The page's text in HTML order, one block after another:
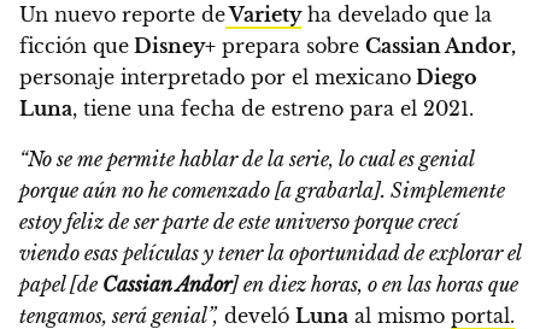
Un nuevo reporte deVarietyha develado que la
ficción que Disney+ prepara sobre Cassian Andor,
personaje interpretado por el mexicano Diego
Luna, tiene una fecha de estreno para el 2021.
“No se me permite hablar de la serie, lo cual es genial
porque aún no he comenzado [a grabarla]. Simplemente
estoy feliz de ser parte de este universo porque crecí
viendo esas películas y tener la oportunidad de explorar el
papel [de Cassian Andor] en diez horas, o en las horas que
tengamos, será genial”, develó Luna al mismo portal.